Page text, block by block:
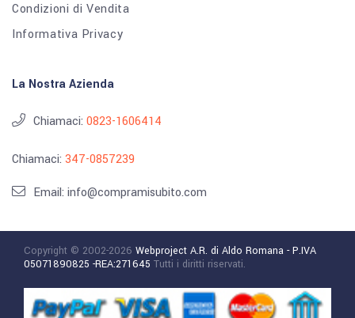
Condizioni di Vendita
Informativa Privacy
La Nostra Azienda
Chiamaci: 0823-1606414
Chiamaci: 347-0857239
Email: info@compramisubito.com
Copyright © 2002-2026 Webproject A.R. di Aldo Romana - P.IVA
05071890825 -REA:271645 Tutti i diritti riservati.